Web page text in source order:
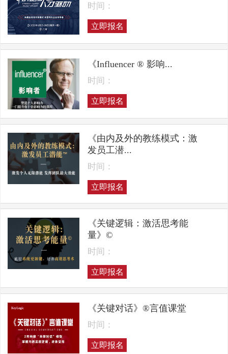
时间：
立即报名
《Influencer ® 影响...
时间：
立即报名
《由内及外的教练模式：激
发员工潜...
时间：
立即报名
《关键逻辑：激活思考能
量》©
时间：
立即报名
《关键对话》®言值课堂
时间：
立即报名